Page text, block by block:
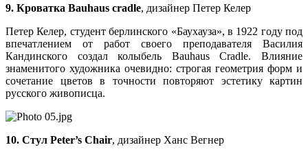
9. Кроватка Bauhaus cradle, дизайнер Петер Келер
Петер Келер, студент берлинского «Баухауза», в 1922 году под
впечатлением от работ своего преподавателя Василия
Кандинского создал колыбель Bauhaus Сradle. Влияние
знаменитого художника очевидно: строгая геометрия форм и
сочетание цветов в точности повторяют эстетику картин
русского живописца.
10. Стул Peter’s Chair, дизайнер Ханс Вегнер